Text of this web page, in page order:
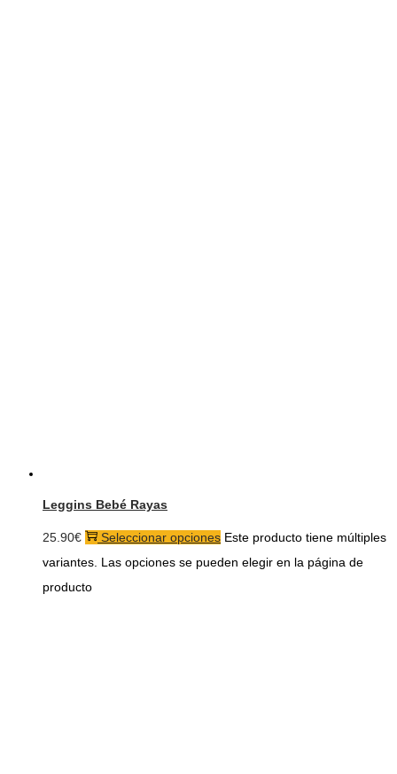
Leggins Bebé Rayas
25.90€ Seleccionar opciones Este producto tiene múltiples
variantes. Las opciones se pueden elegir en la página de
producto